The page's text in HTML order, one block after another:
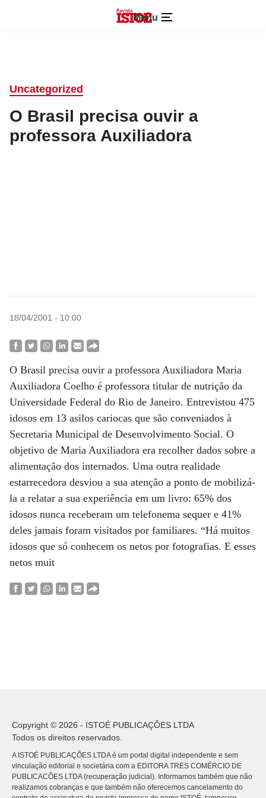
Menu
Uncategorized
O Brasil precisa ouvir a
professora Auxiliadora
18/04/2001 - 10:00
O Brasil precisa ouvir a professora Auxiliadora Maria
Auxiliadora Coelho é professora titular de nutrição da
Universidade Federal do Rio de Janeiro. Entrevistou 475
idosos em 13 asilos cariocas que são conveniados à
Secretaria Municipal de Desenvolvimento Social. O
objetivo de Maria Auxiliadora era recolher dados sobre a
alimentação dos internados. Uma outra realidade
estarrecedora desviou a sua atenção a ponto de mobilizá-
la a relatar a sua experiência em um livro: 65% dos
idosos nunca receberam um telefonema sequer e 41%
deles jamais foram visitados por familiares. “Há muitos
idosos que só conhecem os netos por fotografias. E esses
netos muit
Copyright © 2026 - ISTOÉ PUBLICAÇÕES LTDA
Todos os direitos reservados.
A ISTOÉ PUBLICAÇÕES LTDA é um portal digital independente e sem
vinculação editorial e societária com a EDITORA TRES COMÉRCIO DE
PUBLICACÕES LTDA (recuperação judicial). Informamos também que não
realizamos cobranças e que também não oferecemos cancelamento do